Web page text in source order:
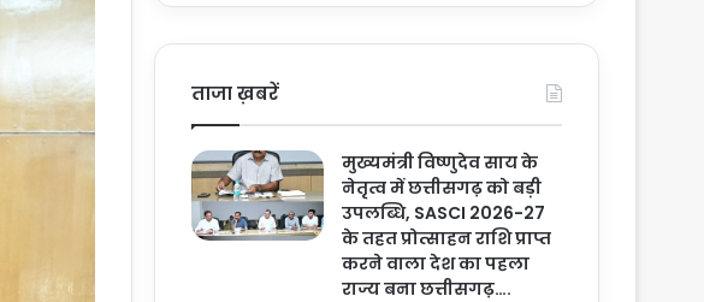
ताजा ख़बरें
मुख्यमंत्री विष्णुदेव साय के
नेतृत्व में छत्तीसगढ़ को बड़ी
उपलब्धि, SASCI 2026-27
के तहत प्रोत्साहन राशि प्राप्त
करने वाला देश का पहला
राज्य बना छत्तीसगढ़….